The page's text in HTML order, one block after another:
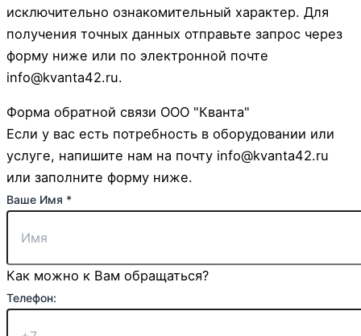
исключительно ознакомительный характер. Для
получения точных данных отправьте запрос через
форму ниже или по электронной почте
info@kvanta42.ru.
Форма обратной связи ООО "Кванта"
Если у вас есть потребность в оборудовании или
услуге, напишите нам на почту info@kvanta42.ru
или заполните форму ниже.
Ваше Имя *
Как можно к Вам обращаться?
Телефон: